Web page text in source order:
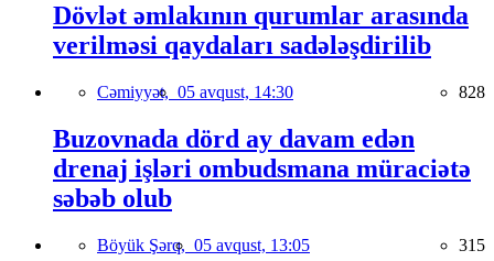
Dövlət əmlakının qurumlar arasında
verilməsi qaydaları sadələşdirilib
Cəmiyyət, 05 avqust, 14:30 828
Buzovnada dörd ay davam edən
drenaj işləri ombudsmana müraciətə
səbəb olub
Böyük Şərq, 05 avqust, 13:05 315